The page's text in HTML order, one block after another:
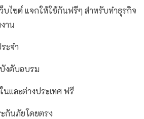
บไซต์ แจกให้ใช้กันฟรีๆ สำหรับทำธุรกิจ
าน
ะจำ
งคับอบรม
นและต่างประเทศ ฟรี
กันภัยโดยตรง